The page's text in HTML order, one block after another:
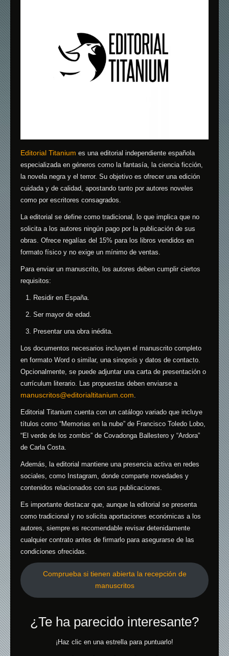
Editorial Titanium es una editorial independiente española
especializada en géneros como la fantasía, la ciencia ficción,
la novela negra y el terror. Su objetivo es ofrecer una edición
cuidada y de calidad, apostando tanto por autores noveles
como por escritores consagrados.
La editorial se define como tradicional, lo que implica que no
solicita a los autores ningún pago por la publicación de sus
obras. Ofrece regalías del 15% para los libros vendidos en
formato físico y no exige un mínimo de ventas.
Para enviar un manuscrito, los autores deben cumplir ciertos
requisitos:
Residir en España.
Ser mayor de edad.
Presentar una obra inédita.
Los documentos necesarios incluyen el manuscrito completo
en formato Word o similar, una sinopsis y datos de contacto.
Opcionalmente, se puede adjuntar una carta de presentación o
currículum literario.
Las propuestas deben enviarse a
manuscritos@editorialtitanium.com
Editorial Titanium cuenta con un catálogo variado que incluye
títulos como “Memorias en la nube” de Francisco Toledo Lobo,
“El verde de los zombis” de Covadonga Ballestero y “Ardora”
de Carla Costa.
Además, la editorial mantiene una presencia activa en redes
sociales, como Instagram, donde comparte novedades y
contenidos relacionados con sus publicaciones.
Es importante destacar que, aunque la editorial se presenta
como tradicional y no solicita aportaciones económicas a los
autores, siempre es recomendable revisar detenidamente
cualquier contrato antes de firmarlo para asegurarse de las
condiciones ofrecidas.
Comprueba si tienen abierta la recepción de
manuscritos
¿Te ha parecido interesante?
¡Haz clic en una estrella para puntuarlo!